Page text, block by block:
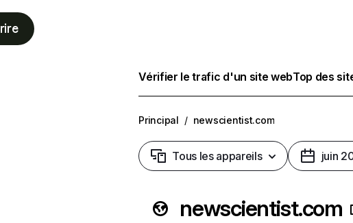
Vérifier le trafic d'un site webTop des
Principal / newscientist.com
Tous les appareils juin
newscientist.com